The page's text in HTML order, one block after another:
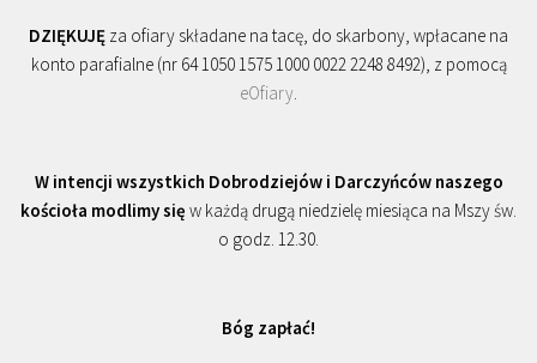
DZIĘKUJĘ za ofiary składane na tacę, do skarbony, wpłacane na
konto parafialne (nr 64 1050 1575 1000 0022 2248 8492), z pomocą
eOfiary.
W intencji wszystkich Dobrodziejów i Darczyńców naszego
kościoła modlimy się w każdą drugą niedzielę miesiąca na Mszy św.
o godz. 12.30.
Bóg zapłać!